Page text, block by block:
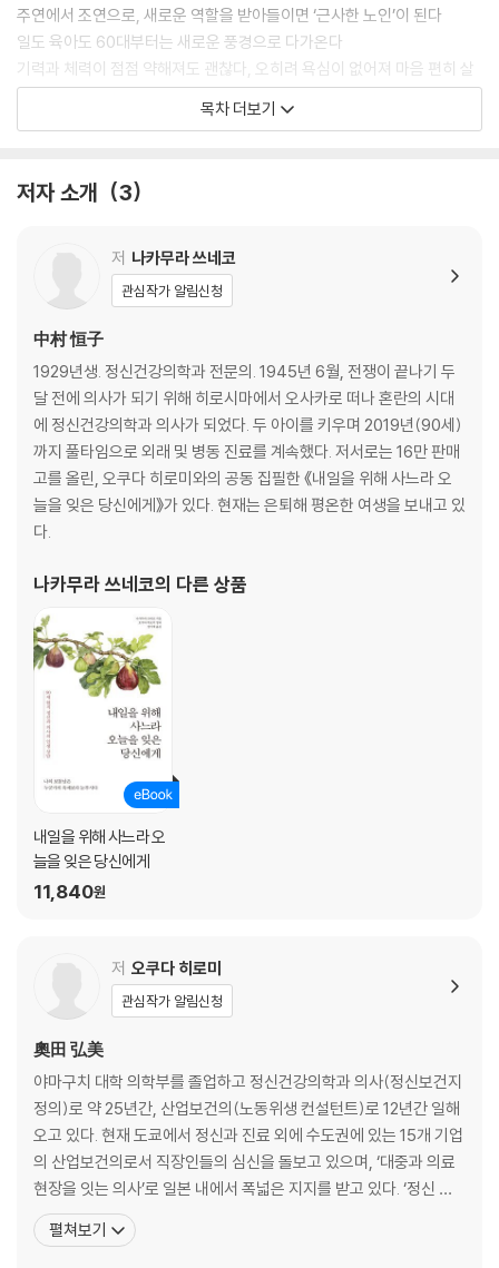
을 받아들였을 때 얻는 것들이 분명 있음을 깨닫게 되면 좋겠습니다. 현재
를 사는 우리 모두, 긴 노후는 처음이니까요.
주연에서 조연으로, 새로운 역할을 받아들이면 ‘근사한 노인’이 된다
일도 육아도 60대부터는 새로운 풍경으로 다가온다
기력과 체력이 점점 약해져도 괜찮다, 오히려 욕심이 없어져 마음 편히 살
수 있다
[칼럼_불로불사에 얽힌 옛이야기]
내가 기대하지 않으면 상대방도 기대하지 않는다
끝이 좋으면 모든 것이 좋다, 그러니 그때까지는 기댈 수 있는 곳에서 버텨
내자
친구가 많으면 좋기도 하지만, 넓은 교우관계만큼 고민도 늘어난다
사람들과 어울릴 수 있는 것도 하나의 재능일 뿐, 그렇지 않은 사람도 있으
니 괜찮다
인간은 본래 고독한 존재, 혼자만의 시간은 나를 풍요롭게 만든다
고작 한두 사람에게 미움을 받는다고 해서 인생이 끝난 건 아니다
인간관계에서 오는 피로감은 잘 풀리지 않는다, 사람을 골라 사귀는 것도
좋다
막연하게 불안하다면, 남과 나를 비교하고 있는 건 아닌지 살펴보자
밤이 되면 불안해질 수 있으니, 몸을 바쁘게 움직여서 머릿속 불안을 떨쳐
버리자
내일의 걱정 어제의 후회가 마음을 차지한다면, 명상을 통해 ‘지금 여기’로
마음을 돌리자
충분한 수면과 균형 잡힌 식사, 평온한 저녁 시간으로 마음에 영양분을 주
자기혐오에 빠질 때는 ‘뭐, 어쩔 수 없지’라며 단념하고 얼른 잠자리에 들자
사람 얼굴이 저마다 다른 것처럼 우리 인생도 모두 다르다
인생의 답은 마지막이 되어야 알 수 있으니, 지금은 현재에 충실하자
[칼럼_집에서 할 수 있는 마음챙김 명상법]
나에게 물어보자, 5년 후 죽는다면 무엇을 하고 싶은가?
하고 싶은 일을 미루지 않으면, 마지막에도 웃을 수 있다
몸을 움직이기 어려워지더라도 즐길 수 있는 취미를 찾아보자
고독에 익숙해지는 것은 어렵지 않다, 일에 좀 더 시간과 수고를 들여서 마
음을 다하자!
[칼럼_나카무라 선생님의 건강 비결, 현실에 순응하기]
목차 더보기
저자 소개 3
저 나카무라 쓰네코
관심작가 알림신청
中村 恒子
1929년생. 정신건강의학과 전문의. 1945년 6월, 전쟁이 끝나기 두
달 전에 의사가 되기 위해 히로시마에서 오사카로 떠나 혼란의 시대
에 정신건강의학과 의사가 되었다. 두 아이를 키우며 2019년(90세)
까지 풀타임으로 외래 및 병동 진료를 계속했다. 저서로는 16만 판매
고를 올린, 오쿠다 히로미와의 공동 집필한 《내일을 위해 사느라 오
늘을 잊은 당신에게》가 있다. 현재는 은퇴해 평온한 여생을 보내고 있
다.
나카무라 쓰네코의 다른 상품
내일을 위해 사느라 오
늘을 잊은 당신에게
11,840원
저 오쿠다 히로미
관심작가 알림신청
奧田 弘美
야마구치 대학 의학부를 졸업하고 정신건강의학과 의사(정신보건지
정의)로 약 25년간, 산업보건의(노동위생 컨설턴트)로 12년간 일해
오고 있다. 현재 도쿄에서 정신과 진료 외에 수도권에 있는 15개 기업
의 산업보건의로서 직장인들의 심신을 돌보고 있으며, ‘대중과 의료
현장을 잇는 의사’로 일본 내에서 폭넓은 지지를 받고 있다. ‘정신 건
강’, ‘몸과 마음 챙김’, ‘행복한 인생’을 주제로 20권 이상의 저서를 집
필하였으며, 일하는 사람들을 대상으로 강연도 활발하게 하고 있다.
펼쳐보기